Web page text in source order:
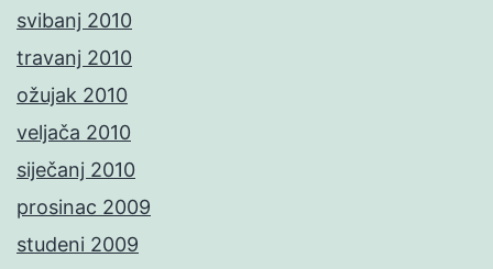
svibanj 2010
travanj 2010
ožujak 2010
veljača 2010
siječanj 2010
prosinac 2009
studeni 2009